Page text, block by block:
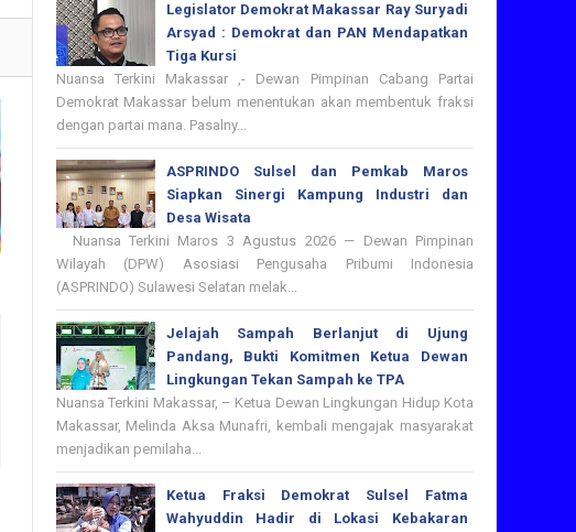
Legislator Demokrat Makassar Ray Suryadi
Arsyad : Demokrat dan PAN Mendapatkan
Tiga Kursi
Nuansa Terkini Makassar ,- Dewan Pimpinan Cabang Partai
Demokrat Makassar belum menentukan akan membentuk fraksi
dengan partai mana. Pasalny...
ASPRINDO Sulsel dan Pemkab Maros
Siapkan Sinergi Kampung Industri dan
Desa Wisata
Nuansa Terkini Maros 3 Agustus 2026 — Dewan Pimpinan
Wilayah (DPW) Asosiasi Pengusaha Pribumi Indonesia
(ASPRINDO) Sulawesi Selatan melak...
Jelajah Sampah Berlanjut di Ujung
Pandang, Bukti Komitmen Ketua Dewan
Lingkungan Tekan Sampah ke TPA
Nuansa Terkini Makassar, – Ketua Dewan Lingkungan Hidup Kota
Makassar, Melinda Aksa Munafri, kembali mengajak masyarakat
menjadikan pemilaha...
Ketua Fraksi Demokrat Sulsel Fatma
Wahyuddin Hadir di Lokasi Kebakaran